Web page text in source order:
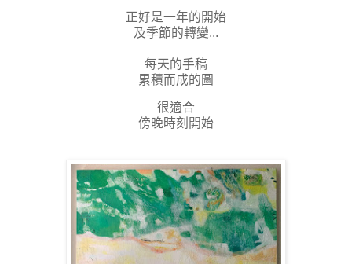
正好是一年的開始
及季節的轉變...
每天的手稿
累積而成的圖
很適合
傍晚時刻開始